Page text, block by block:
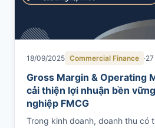
18/09/2025 Commercial Finance
Gross Margin & Operating
cải thiện lợi nhuận bền
nghiệp FMCG
Trong kinh doanh, doanh thu có